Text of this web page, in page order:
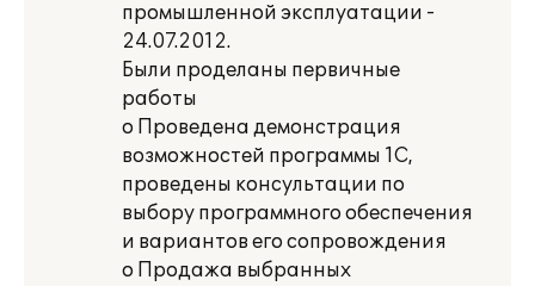
промышленной эксплуатации -
24.07.2012.
Были проделаны первичные
работы
o Проведена демонстрация
возможностей программы 1С,
проведены консультации по
выбору программного обеспечения
и вариантов его сопровождения
o Продажа выбранных